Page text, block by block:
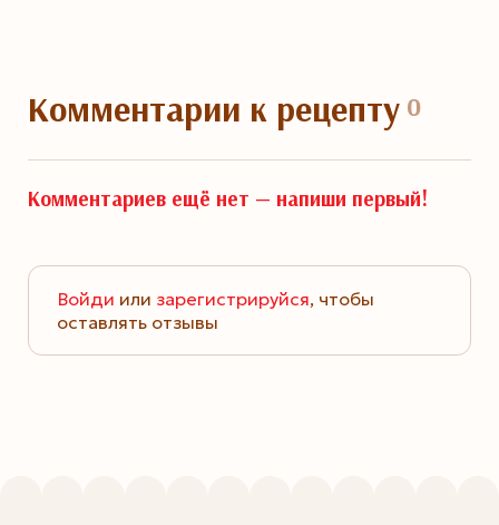
Комментарии к рецепту0
Комментариев ещё нет — напиши первый!
Войди или зарегистрируйся, чтобы
оставлять отзывы